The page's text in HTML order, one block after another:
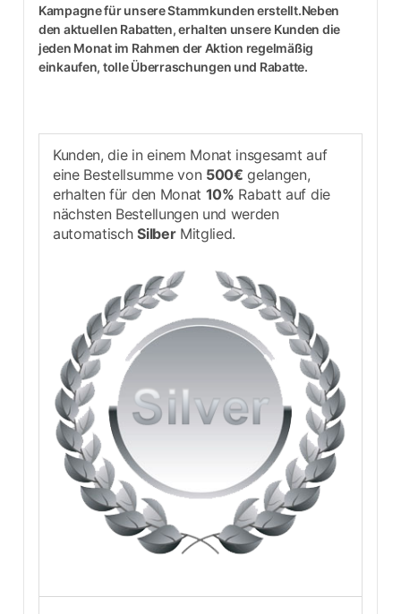
Kampagne für unsere Stammkunden erstellt.Neben
den aktuellen Rabatten, erhalten unsere Kunden die
jeden Monat im Rahmen der Aktion regelmäßig
einkaufen, tolle Überraschungen und Rabatte.
Kunden, die in einem Monat insgesamt auf
eine Bestellsumme von 500€ gelangen,
erhalten für den Monat 10% Rabatt auf die
nächsten Bestellungen und werden
automatischSilberMitglied.